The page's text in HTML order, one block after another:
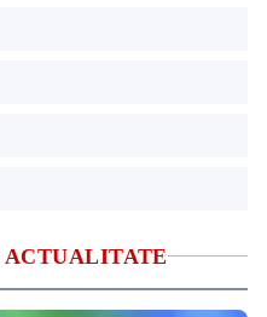
ACTUALITATE